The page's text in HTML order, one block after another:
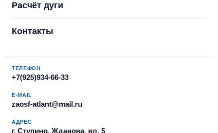
Расчёт дуги
Контакты
ТЕЛЕФОН
+7(925)934-66-33
E-MAIL
zaosf-atlant@mail.ru
АДРЕС
г. Ступино, Жданова, вл. 5